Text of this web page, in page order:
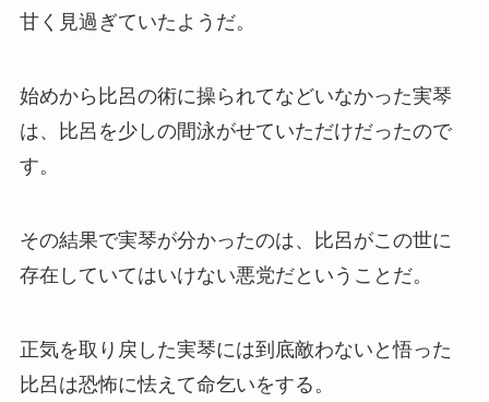
甘く見過ぎていたようだ。
始めから比呂の術に操られてなどいなかった実琴
は、比呂を少しの間泳がせていただけだったので
す。
その結果で実琴が分かったのは、比呂がこの世に
存在していてはいけない悪党だということだ。
正気を取り戻した実琴には到底敵わないと悟った
比呂は恐怖に怯えて命乞いをする。